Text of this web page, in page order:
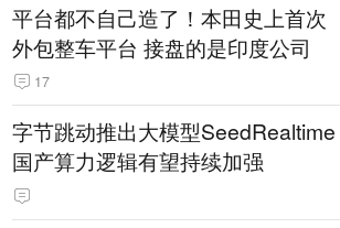
平台都不自己造了！本田史上首次
外包整车平台 接盘的是印度公司
17
字节跳动推出大模型SeedRealtime
国产算力逻辑有望持续加强